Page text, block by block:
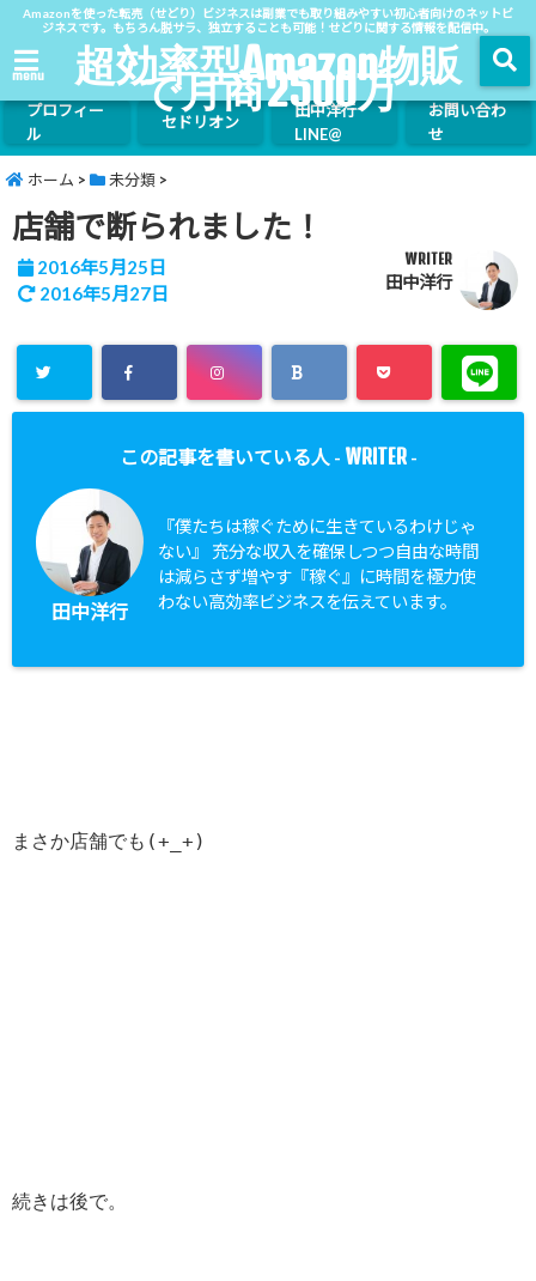
Amazonを使った転売（せどり）ビジネスは副業でも取り組みやすい初心者向けのネットビ
ジネスです。もちろん脱サラ、独立することも可能！せどりに関する情報を配信中。
menu 超効率型Amazon物販
で月商2500万
プロフィー
ル
セドリオン
田中洋行
LINE@
お問い合わ
せ
ホーム > 未分類 >
店舗で断られました！
2016年5月25日
2016年5月27日
WRITER
田中洋行
この記事を書いている人 - WRITER-
田中洋行
『僕たちは稼ぐために生きているわけじゃ
ない』 充分な収入を確保しつつ自由な時間
は減らさず増やす『稼ぐ』に時間を極力使
わない高効率ビジネスを伝えています。
まさか店舗でも(+_+)
続きは後で。